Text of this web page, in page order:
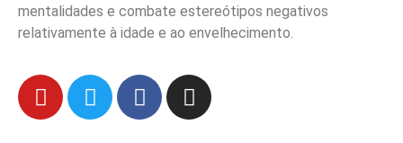
mentalidades e combate estereótipos negativos
relativamente à idade e ao envelhecimento.